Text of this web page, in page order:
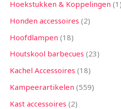
Hoekstukken & Koppelingen 1
Honden accessoires 2
Hoofdlampen 18
Houtskool barbecues 23
Kachel Accessoires 18
Kampeerartikelen 559
Kast accessoires 2